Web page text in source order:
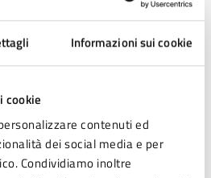
Informazioni sui cookie
cookie
contenuti ed
dei social media e per
Condividiamo inoltre
Urbanistica (CDU) è il
atti notarili e successioni, che
di un terreno.
– Permesso di